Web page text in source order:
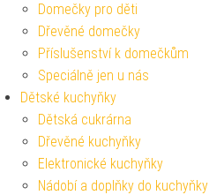
Domečky pro děti
Dřevěné domečky
Příslušenství k domečkům
Speciálně jen u nás
Dětské kuchyňky
Dětská cukrárna
Dřevěné kuchyňky
Elektronické kuchyňky
Nádobí a doplňky do kuchyňky